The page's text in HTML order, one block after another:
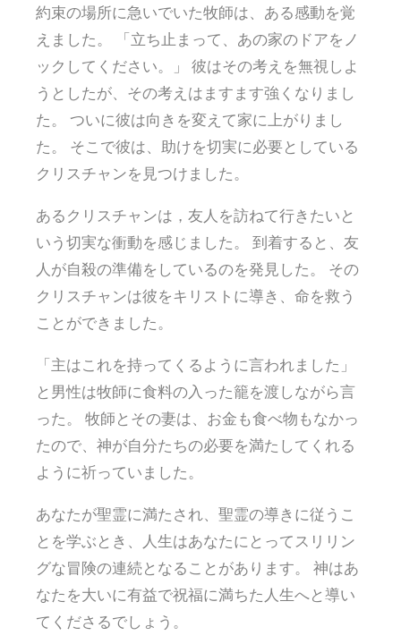
約束の場所に急いでいた牧師は、ある感動を覚
えました。 「立ち止まって、あの家のドアをノ
ックしてください。」 彼はその考えを無視しよ
うとしたが、その考えはますます強くなりまし
た。 ついに彼は向きを変えて家に上がりまし
た。 そこで彼は、助けを切実に必要としている
クリスチャンを見つけました。
あるクリスチャンは，友人を訪ねて行きたいと
いう切実な衝動を感じました。 到着すると、友
人が自殺の準備をしているのを発見した。 その
クリスチャンは彼をキリストに導き、命を救う
ことができました。
「主はこれを持ってくるように言われました」
と男性は牧師に食料の入った籠を渡しながら言
った。 牧師とその妻は、お金も食べ物もなかっ
たので、神が自分たちの必要を満たしてくれる
ように祈っていました。
あなたが聖霊に満たされ、聖霊の導きに従うこ
とを学ぶとき、人生はあなたにとってスリリン
グな冒険の連続となることがあります。 神はあ
なたを大いに有益で祝福に満ちた人生へと導い
てくださるでしょう。